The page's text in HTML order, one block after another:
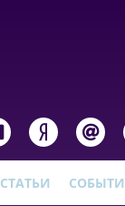
СТАТЬИ